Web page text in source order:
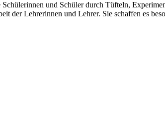
und Schüler durch Tüfteln,
der Lehrerinnen und Lehrer. Sie schaffen es